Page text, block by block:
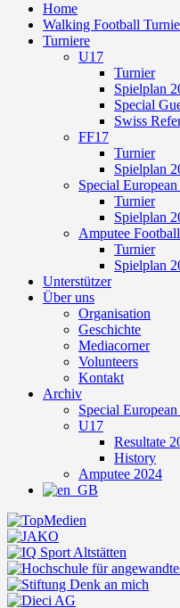
Home
Walking Football
Turniere
U17
Turnier
Spielplan
Special
Swiss
FF17
Turnier
Spielplan
Special
Turnier
Spielplan
Amputee Football
Turnier
Spielplan
Unterstützer
Über uns
Organisation
Geschichte
Mediacorner
Volunteers
Kontakt
Archiv
Special
U17
Resultate
History
Amputee 2024